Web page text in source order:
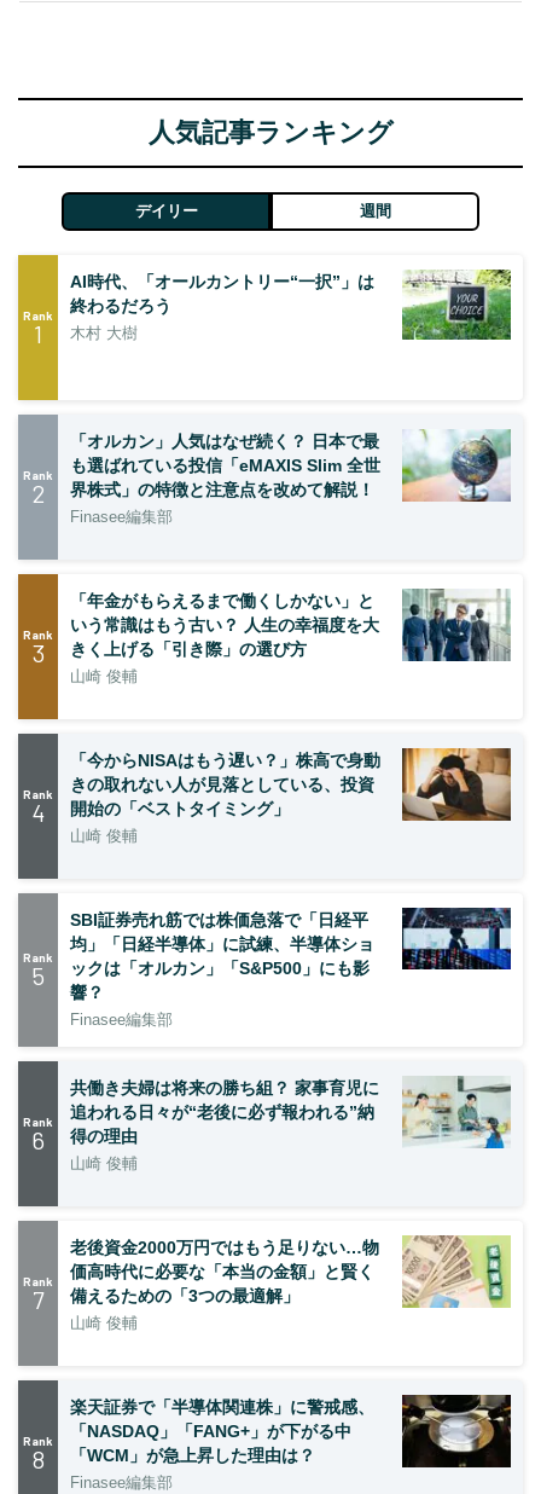
人気記事ランキング
デイリー 週間
Rank
1
AI時代、「オールカントリー“一択”」は
終わるだろう
木村 大樹
Rank
2
「オルカン」人気はなぜ続く？ 日本で最
も選ばれている投信「eMAXIS Slim 全世
界株式」の特徴と注意点を改めて解説！
Finasee編集部
Rank
3
「年金がもらえるまで働くしかない」と
いう常識はもう古い？ 人生の幸福度を大
きく上げる「引き際」の選び方
山崎 俊輔
Rank
4
「今からNISAはもう遅い？」株高で身動
きの取れない人が見落としている、投資
開始の「ベストタイミング」
山崎 俊輔
Rank
5
SBI証券売れ筋では株価急落で「日経平
均」「日経半導体」に試練、半導体ショ
ックは「オルカン」「S&P500」にも影
響？
Finasee編集部
Rank
6
共働き夫婦は将来の勝ち組？ 家事育児に
追われる日々が“老後に必ず報われる”納
得の理由
山崎 俊輔
Rank
7
老後資金2000万円ではもう足りない…物
価高時代に必要な「本当の金額」と賢く
備えるための「3つの最適解」
山崎 俊輔
Rank
8
楽天証券で「半導体関連株」に警戒感、
「NASDAQ」「FANG+」が下がる中
「WCM」が急上昇した理由は？
Finasee編集部